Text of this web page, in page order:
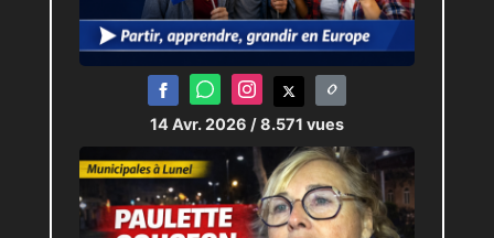
14 Avr. 2026 / 8.571 vues